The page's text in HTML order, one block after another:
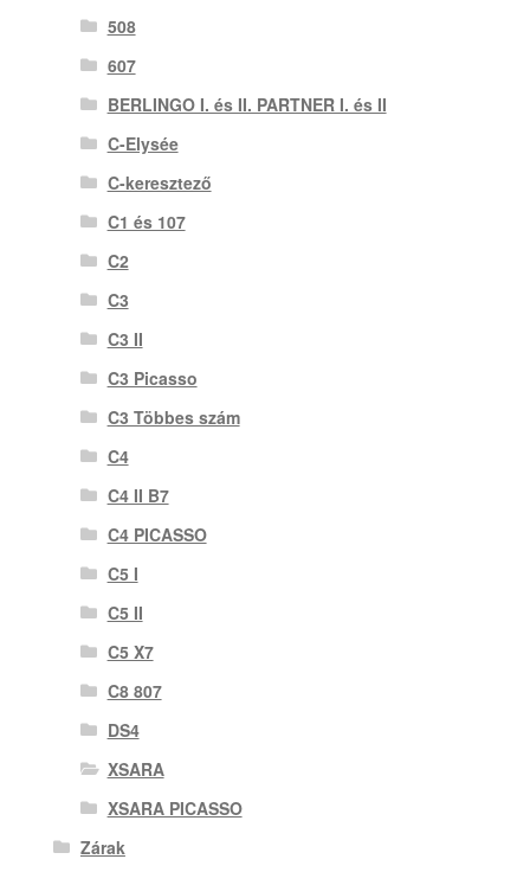
508
607
BERLINGO I. és II. PARTNER I. és II
C-Elysée
C-keresztező
C1 és 107
C2
C3
C3 II
C3 Picasso
C3 Többes szám
C4
C4 II B7
C4 PICASSO
C5 I
C5 II
C5 X7
C8 807
DS4
XSARA
XSARA PICASSO
Zárak